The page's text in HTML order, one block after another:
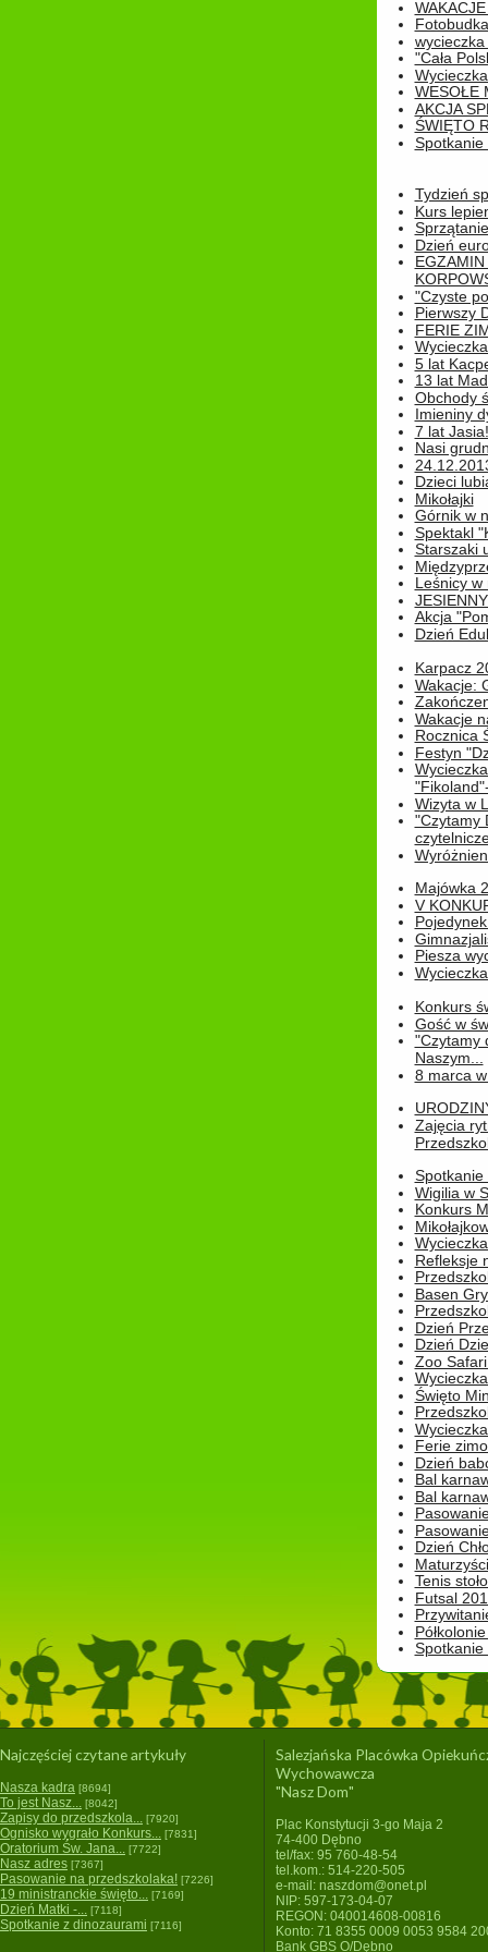
Fotobudka
"Cała
WESOŁE
AKCJA
ŚWIĘTO
Spotkanie
Tydzień
Kurs
Dzień
"Czyste
Pierwszy
FERIE
5 lat
13 lat
Obchody
Imieniny
7 lat Jasia!
Nasi
Dzieci
Mikołajki
Górnik w
Spektakl
Starszaki
Leśnicy w
Akcja
Dzień
Karpacz
Wakacje:
Wakacje
Rocznica
Festyn
Wizyta w
"Czytamy
Majówka
V
Piesza
Konkurs
Gość w
"Czytamy
Naszym...
8 marca
Zajęcia
Spotkanie
Wigilia w
Konkurs
Refleksje
Basen
Dzień
Dzień
Zoo
Święto
Ferie
Dzień
Bal
Bal
Dzień
Tenis
Futsal
Najczęściej czytane artykuły
Nasza kadra [8694]
To jest Nasz... [8042]
Zapisy do przedszkola... [7920]
Ognisko wygrało Konkurs... [7831]
Oratorium Św. Jana... [7722]
Nasz adres [7367]
Pasowanie na przedszkolaka! [7226]
19 ministranckie święto... [7169]
Dzień Matki -... [7118]
Spotkanie z dinozaurami [7116]
Salezjańska Placówka
Wychowawcza
"Nasz Dom"
Plac Konstytucji 3-go Maja 2
74-400 Dębno
tel/fax: 95 760-48-54
tel.kom.: 514-220-505
e-mail: naszdom@onet.pl
NIP: 597-173-04-07
REGON: 040014608-00816
Konto: 71 8355 0009 0053 9584
Bank GBS O/Dębno